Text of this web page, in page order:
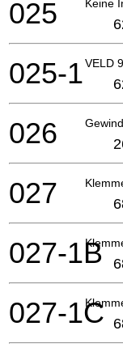
Keine
025
VELD
025-1
026
027
027-1B
027-1C